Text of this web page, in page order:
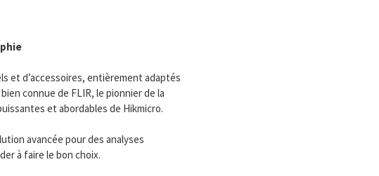
et d’accessoires, entièrement adaptés
connue de FLIR, le pionnier de la
et abordables de Hikmicro.
avancée pour des analyses
à faire le bon choix.